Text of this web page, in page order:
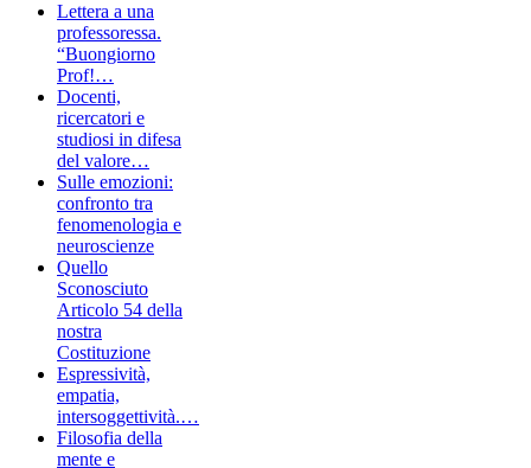
Lettera a una
professoressa.
“Buongiorno
Prof!…
Docenti,
ricercatori e
studiosi in difesa
del valore…
Sulle emozioni:
confronto tra
fenomenologia e
neuroscienze
Quello
Sconosciuto
Articolo 54 della
nostra
Costituzione
Espressività,
empatia,
intersoggettività.…
Filosofia della
mente e